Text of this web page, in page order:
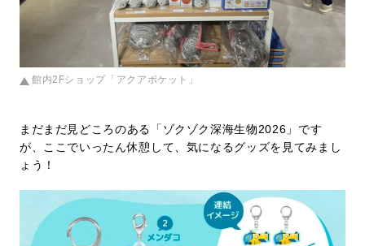
館内2Fショップ「アクアポケット」
まだまだ見どころのある「ゾクゾク深海生物2026」です
が、ここでいったん休憩して、気になるグッズを見てみまし
ょう！